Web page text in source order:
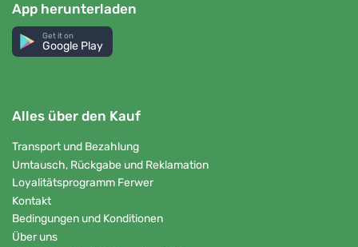
App herunterladen
Get it on
Google Play
Alles über den Kauf
Transport und Bezahlung
Umtausch, Rückgabe und Reklamation
Loyalitätsprogramm Ferwer
Kontakt
Bedingungen und Konditionen
Über uns